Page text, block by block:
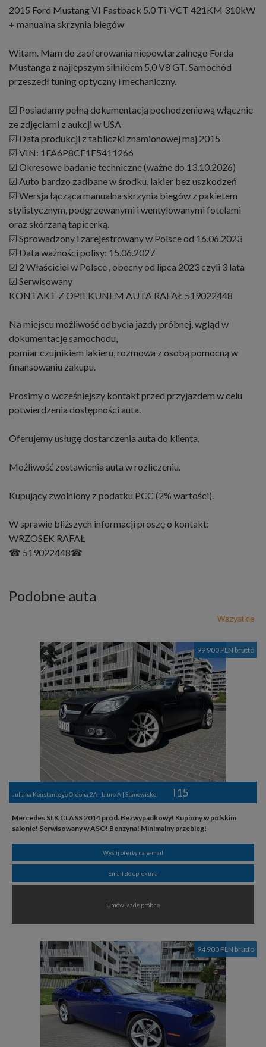
2015 Ford Mustang VI Fastback 5.0 Ti-VCT 421KM 310kW
+ manualna skrzynia biegów
Witam. Mam do zaoferowania niepowtarzalnego Forda
Mustanga z najlepszym silnikiem 5,0 V8 GT. Samochód
przeszedł tuning optyczny i mechaniczny.
☑ Posiadamy pełną dokumentacją pochodzeniową włącznie
ze zdjęciami z aukcji w USA
☑ Data produkcji z tabliczki znamionowej maj 2015
☑ VIN: 1FA6P8CF1F5411266
☑ Okresowe badanie techniczne (ważne do 13.10.2026)
☑ Auto bardzo zadbane w środku, lakier bez uszkodzeń
☑ Wersja łącząca manualna skrzynia biegów z pakietem
stylistycznym, podgrzewanymi i wentylowanymi fotelami
oraz skórzaną tapicerką.
☑ Sprowadzony i zarejestrowany w Polsce od 16.06.2023
☑ Data ważności polisy: 15.06.2027
☑ 2 Właściciel w Polsce , obecny od lipca 2023 czyli 3 lata
☑ Serwisowany
KONTAKT Z OPIEKUNEM AUTA RAFAŁ 519022448
Na miejscu możliwość odbycia jazdy próbnej, wgląd w
dokumentację samochodu,
pomiar czujnikiem lakieru, rozmowa z osobą pomocną w
finansowaniu zakupu.
Prosimy o wcześniejszy kontakt przed przyjazdem w celu
potwierdzenia dostępności auta.
Oferujemy usługę dostarczenia auta do klienta.
Możliwość zostawienia auta w rozliczeniu.
Kupujący zwolniony z podatku PCC (2% wartości).
W sprawie bliższych informacji proszę o kontakt:
WRZOSEK RAFAŁ
☎ 519022448☎
Podobne auta
Wszystkie
99 900 PLN brutto
Juliana Konstantego Ordona 2A - biuro A | Stanowisko: I15
Mercedes SLK CLASS 2014 prod. Bezwypadkowy! Kupiony w polskim
salonie! Serwisowany w ASO! Benzyna! Minimalny przebieg!
Wyślij ofertę na e-mail
Email do opiekuna
Umów jazdę próbną
94 900 PLN brutto